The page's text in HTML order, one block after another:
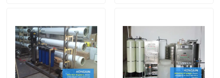
Оборудование очистки воды обратного осмоза
ultrapure система очищения воды